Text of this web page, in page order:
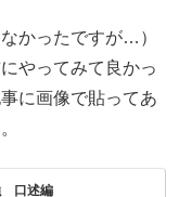
かったですが…）
やってみて良かっ
に画像で貼ってあ
口述編